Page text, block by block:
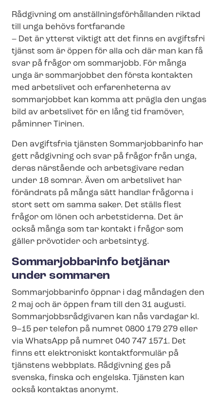
Rådgivning om an­ställ­nings­för­hål­lan­den riktad
till unga behövs fortfarande
– Det är ytterst viktigt att det finns en avgiftsfri
tjänst som är öppen för alla och där man kan få
svar på frågor om sommarjobb. För många
unga är sommarjobbet den första kontakten
med arbetslivet och erfarenheterna av
sommarjobbet kan komma att prägla den ungas
bild av arbetslivet för en lång tid framöver,
påminner Tirinen.
Den avgiftsfria tjänsten Sommarjobbarinfo har
gett rådgivning och svar på frågor från unga,
deras närstående och arbetsgivare redan
under 18 somrar. Även om arbetslivet har
förändrats på många sätt handlar frågorna i
stort sett om samma saker. Det ställs flest
frågor om lönen och arbetstiderna. Det är
också många som tar kontakt i frågor som
gäller prövotider och arbetsintyg.
Sommarjobbarinfo betjänar
under sommaren
Sommarjobbarinfo öppnar i dag måndagen den
2 maj och är öppen fram till den 31 augusti.
Som­mar­jobbs­råd­gi­va­ren kan nås vardagar kl.
9–15 per telefon på numret 0800 179 279 eller
via WhatsApp på numret 040 747 1571. Det
finns ett elektroniskt kontaktformulär på
tjänstens webbplats. Rådgivning ges på
svenska, finska och engelska. Tjänsten kan
också kontaktas anonymt.